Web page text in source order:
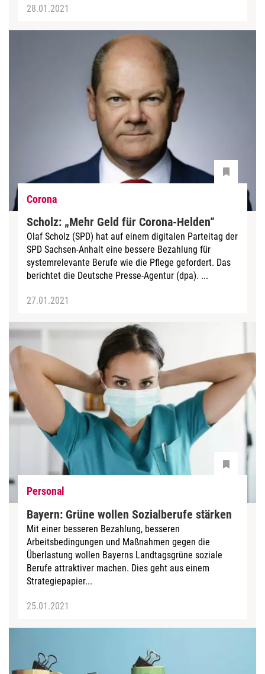
28.01.2021
Corona
Scholz: „Mehr Geld für Corona-Helden“
Olaf Scholz (SPD) hat auf einem digitalen Parteitag der
SPD Sachsen-Anhalt eine bessere Bezahlung für
systemrelevante Berufe wie die Pflege gefordert. Das
berichtet die Deutsche Presse-Agentur (dpa). ...
27.01.2021
Personal
Bayern: Grüne wollen Sozialberufe stärken
Mit einer besseren Bezahlung, besseren
Arbeitsbedingungen und Maßnahmen gegen die
Überlastung wollen Bayerns Landtagsgrüne soziale
Berufe attraktiver machen. Dies geht aus einem
Strategiepapier...
25.01.2021